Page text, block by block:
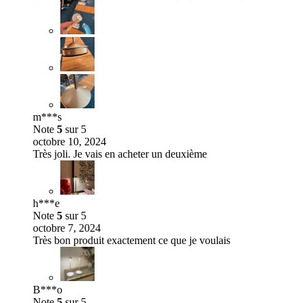
m***s
Note 5 sur 5
octobre 10, 2024
Très joli. Je vais en acheter un deuxième
h***e
Note 5 sur 5
octobre 7, 2024
Très bon produit exactement ce que je voulais
B***o